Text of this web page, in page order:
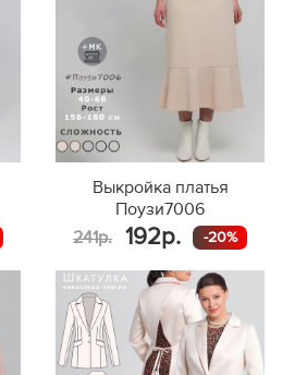
Выкройка платья
Поузи7006
241р.
192р. -20%